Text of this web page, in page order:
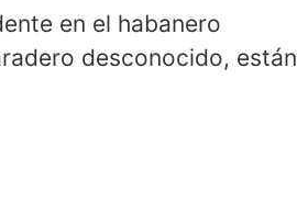
en el habanero
desconocido, están